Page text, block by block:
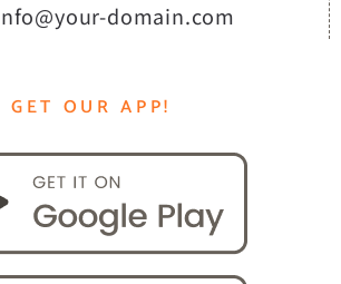
domain.com
GET OUR APP!